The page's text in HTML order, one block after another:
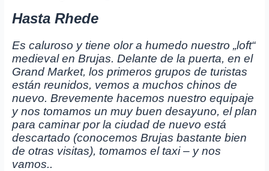
Hasta Rhede
Es caluroso y tiene olor a humedo nuestro „loft“
medieval en Brujas. Delante de la puerta, en el
Grand Market, los primeros grupos de turistas
están reunidos, vemos a muchos chinos de
nuevo. Brevemente hacemos nuestro equipaje
y nos tomamos un muy buen desayuno, el plan
para caminar por la ciudad de nuevo está
descartado (conocemos Brujas bastante bien
de otras visitas), tomamos el taxi – y nos
vamos..